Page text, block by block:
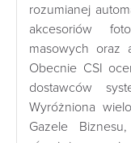
rozumianej
akcesoriów
masowych oraz
Obecnie CSI
dostawców
Wyróżniona
Gazele